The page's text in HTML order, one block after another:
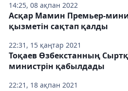
14:25, 08 ақпан 2022
22:31, 15 қаңтар 2021
Асқар Мамин Премьер-
қызметін сақтап қалды
22:21, 18 ақпан 2021
Тоқаев Өзбекстанның
министрін қабылдады